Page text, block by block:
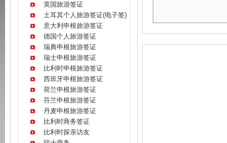
英国旅游签证
土耳其个人旅游签证(电子签)
意大利申根旅游签证
德国个人旅游签证
瑞典申根旅游签证
瑞士申根旅游签证
比利时申根旅游签证
西班牙申根旅游签证
荷兰申根旅游签证
芬兰申根旅游签证
丹麦申根旅游签证
比利时商务签证
比利时探亲访友